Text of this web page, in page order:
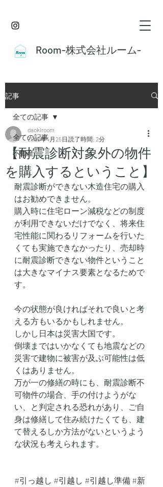
Room-株式会社ルーム-
記事
全ての記事
不動産
全ての記事
【耐震診断対象外の物件
を購入するということ】
daokiroom
2022年4月25日 読了時間: 2分
耐震診断ができない木造住宅の購入
はお勧めできません。
購入時に住宅ローン減税などの制度
が利用できないだけでなく、将来住
宅性能に関わるリフォームを行いた
くても実施できなかったり、売却時
に耐震診断できない物件ということ
は大きなマイナス要素となるためで
す。
今の状態が良ければそれで良いと考
える方もいるかもしれません。
しかし日本は災害大国です。
倒壊まではいかなくても地震などの
災害で建物に被害が及ぶ可能性は低
くはありません。
万が一の修繕の時にも、耐震診断不
可物件の場合、手の付けようがな
い、と判定される恐れがあり、ご自
身は修繕して住み続けたくても、建
て替えるしか方法がないというよう
な状況も考えられます。
#引っ越し #引越し #引越し準備 #新